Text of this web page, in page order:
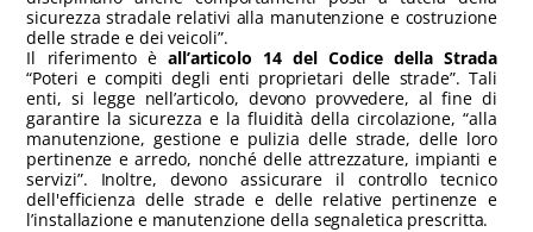
sicurezza stradale relativi alla manutenzione e costruzione
delle strade e dei veicoli”.
Il riferimento èall’articolo 14 del Codice della Strada
“Poteri e compiti degli enti proprietari delle strade”. Tali
enti, si legge nell’articolo, devono provvedere, al fine di
garantire la sicurezza e la fluidità della circolazione, “alla
manutenzione, gestione e pulizia delle strade, delle loro
pertinenze e arredo, nonché delle attrezzature, impianti e
servizi”. Inoltre, devono assicurare il controllo tecnico
dell'efficienza delle strade e delle relative pertinenze e
l’installazione e manutenzione della segnaletica prescritta.